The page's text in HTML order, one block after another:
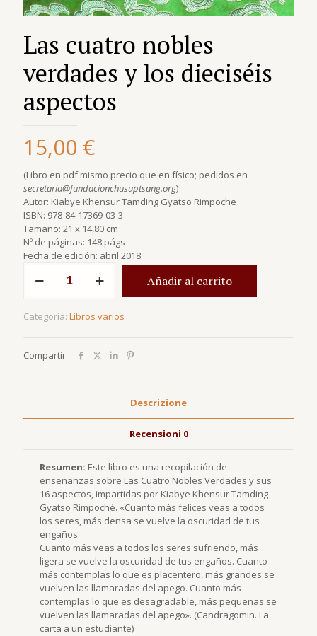
Las cuatro nobles
verdades y los dieciséis
aspectos
15,00 €
(Libro en pdf mismo precio que en físico; pedidos en
secretaria@fundacionchusuptsang.org)
Autor: Kiabye Khensur Tamding Gyatso Rimpoche
ISBN: 978-84-17369-03-3
Tamaño: 21 x 14,80 cm
Nº de páginas: 148 págs
Fecha de edición: abril 2018
cuatro
y
aspectos
Añadir al carrito
Categoria: Libros varios
Compartir
Descrizione
Recensioni 0
Resumen: Este libro es una recopilación de
enseñanzas sobre Las Cuatro Nobles Verdades y sus
16 aspectos, impartidas por Kiabye Khensur Tamding
Gyatso Rimpoché. «Cuanto más felices veas a todos
los seres, más densa se vuelve la oscuridad de tus
engaños.
Cuanto más veas a todos los seres sufriendo, más
ligera se vuelve la oscuridad de tus engaños. Cuanto
más contemplas lo que es placentero, más grandes se
vuelven las llamaradas del apego. Cuanto más
contemplas lo que es desagradable, más pequeñas se
vuelven las llamaradas del apego». (Candragomin. La
carta a un estudiante)